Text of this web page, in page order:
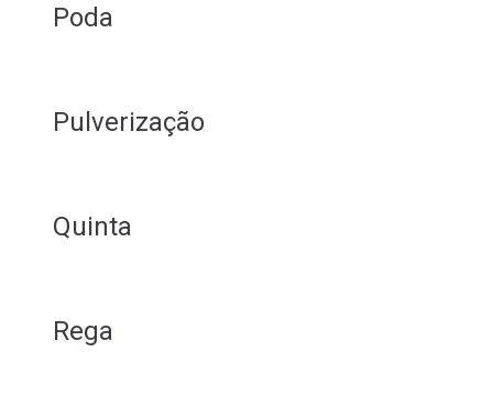
Poda
Pulverização
Quinta
Rega